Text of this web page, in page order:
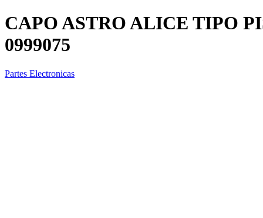
CAPO ASTRO ALICE TIPO
0999075
Partes Electronicas